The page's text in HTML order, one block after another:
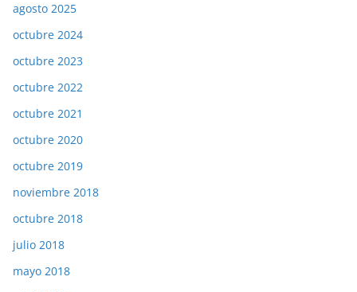
agosto 2025
octubre 2024
octubre 2023
octubre 2022
octubre 2021
octubre 2020
octubre 2019
noviembre 2018
octubre 2018
julio 2018
mayo 2018